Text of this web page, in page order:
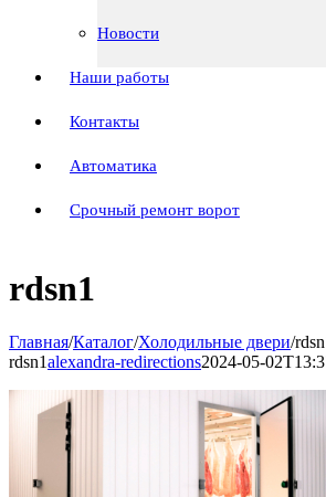
Новости
Наши работы
Контакты
Автоматика
Срочный ремонт ворот
rdsn1
Главная/Каталог/Холодильные двери/
rdsn1alexandra-redirections2024-05-